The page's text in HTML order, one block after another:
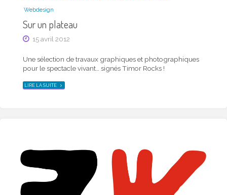
Webdesign
Sur un plateau
15 avril 2012
Une sélection de travaux graphiques et photographiques
pour le spectacle vivant… signés Timor Rocks !
LIRE LA SUITE"SUR
UN